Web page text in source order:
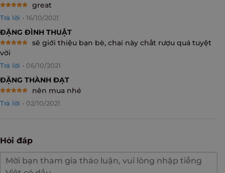
out of 5
great
Trả lời • 16/10/2021
ĐẶNG ĐÌNH THUẬT
Rated
out of 5
sẽ giới thiệu bạn bè, chai này chất rượu quá tuyệt
vời
Trả lời • 06/10/2021
ĐẶNG THÀNH ĐẠT
out of 5
nên mua nhé
Trả lời • 02/10/2021
Hỏi đáp